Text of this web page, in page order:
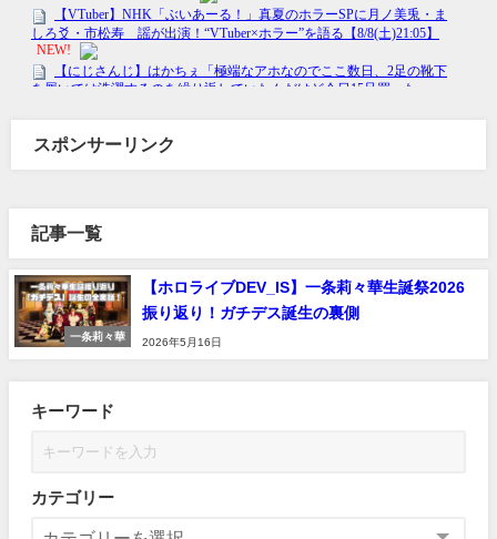
スポンサーリンク
記事一覧
一条莉々華
【ホロライブDEV_IS】一条莉々華生誕祭2026
振り返り！ガチデス誕生の裏側
2026年5月16日
キーワード
カテゴリー